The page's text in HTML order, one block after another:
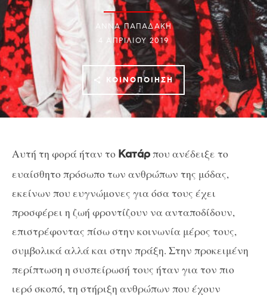
ΑΝΝΑ ΠΑΠΑΔΑΚΗ
4 ΑΠΡΙΛΊΟΥ 2019
ΚΟΙΝΟΠΟΊΗΣΗ
Αυτή τη φορά ήταν το Κατάρπου ανέδειξε το
ευαίσθητο πρόσωπο των ανθρώπων της μόδας,
εκείνων που ευγνώμονες για όσα τους έχει
προσφέρει η ζωή φροντίζουν να ανταποδίδουν,
επιστρέφοντας πίσω στην κοινωνία μέρος τους,
συμβολικά αλλά και στην πράξη. Στην προκειμένη
περίπτωση η συσπείρωσή τους ήταν για τον πιο
ιερό σκοπό, τη στήριξη ανθρώπων που έχουν